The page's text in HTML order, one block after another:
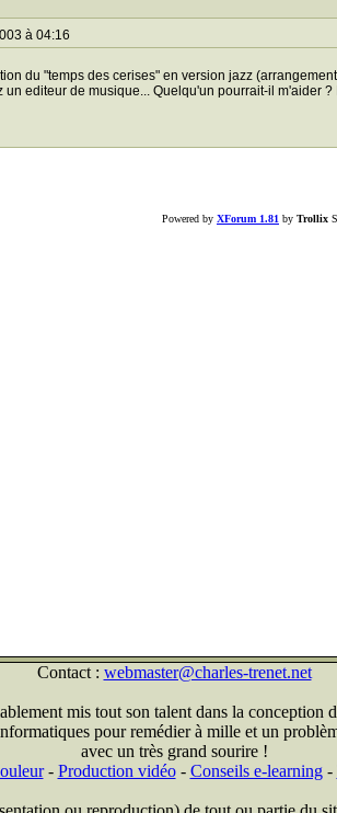
à 04:16
du "temps des cerises" en version jazz
un editeur de musique... Quelqu'un pourrait-il m'aider ?
Powered by XForum 1.81 by Trollix
Contact : webmaster@charles-trenet.net
mis tout son talent dans la conception
pour remédier à mille et un
avec un très grand sourire !
- Production vidéo- Conseils e-learning-